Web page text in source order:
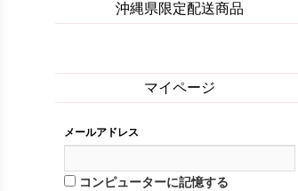
沖縄県限定配送商品
マイページ
メールアドレス
コンピューターに記憶する